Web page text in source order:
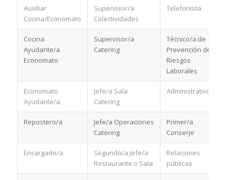
Auxiliar
Cocina/Economato
Supervisor/a
Colectividades
Telefonista
Cocina
Ayudante/a
Economato
Supervisor/a
Catering
Técnico/a de
Prevención de
Riesgos
Laborales
Economato
Ayudante/a
Jefe/a Sala
Catering
Administrativo/a
Repostero/a
Jefe/a Operaciones
Catering
Primer/a
Conserje
Encargado/a
Segundo/a Jefe/a
Restaurante o Sala
Relaciones
públicas